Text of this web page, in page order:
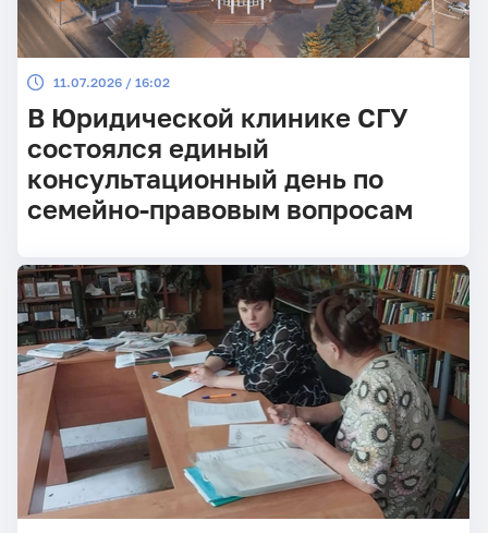
11.07.2026 / 16:02
В Юридической клинике СГУ
состоялся единый
консультационный день по
семейно-правовым вопросам